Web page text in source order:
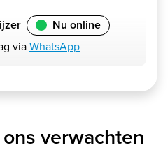
Nu online
viaWhatsApp
verwachten